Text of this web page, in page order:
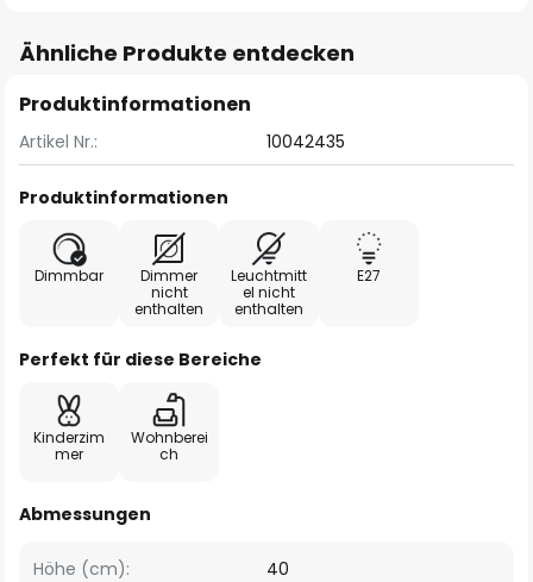
Ähnliche Produkte entdecken
Produktinformationen
Artikel Nr.: 10042435
Produktinformationen
Dimmbar
Dimmer
nicht
enthalten
Leuchtmitt
el nicht
enthalten
E27
Perfekt für diese Bereiche
Kinderzim
mer
Wohnberei
ch
Abmessungen
Höhe (cm):
40